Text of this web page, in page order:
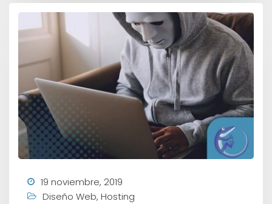
19 noviembre, 2019
Diseño Web, Hosting